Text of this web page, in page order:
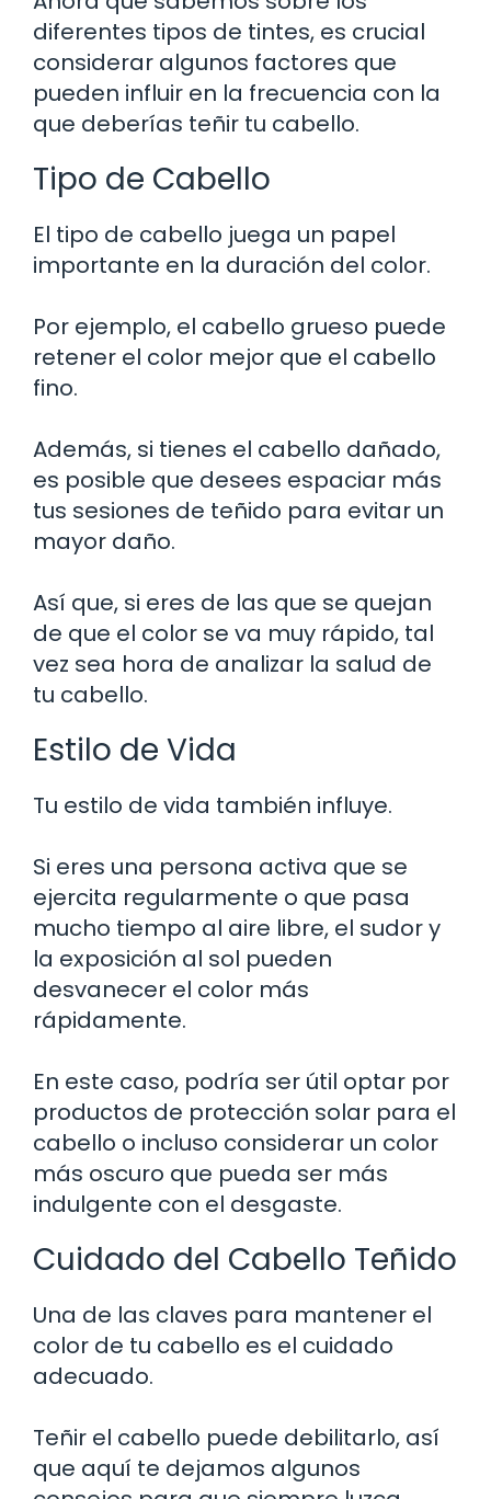
diferentes tipos de tintes, es crucial
considerar algunos factores que
pueden influir en la frecuencia con la
que deberías teñir tu cabello.
Tipo de Cabello
El tipo de cabello juega un papel
importante en la duración del color.
Por ejemplo, el cabello grueso puede
retener el color mejor que el cabello
fino.
Además, si tienes el cabello dañado,
es posible que desees espaciar más
tus sesiones de teñido para evitar un
mayor daño.
Así que, si eres de las que se quejan
de que el color se va muy rápido, tal
vez sea hora de analizar la salud de
tu cabello.
Estilo de Vida
Tu estilo de vida también influye.
Si eres una persona activa que se
ejercita regularmente o que pasa
mucho tiempo al aire libre, el sudor y
la exposición al sol pueden
desvanecer el color más
rápidamente.
En este caso, podría ser útil optar por
productos de protección solar para el
cabello o incluso considerar un color
más oscuro que pueda ser más
indulgente con el desgaste.
Cuidado del Cabello Teñido
Una de las claves para mantener el
color de tu cabello es el cuidado
adecuado.
Teñir el cabello puede debilitarlo, así
que aquí te dejamos algunos